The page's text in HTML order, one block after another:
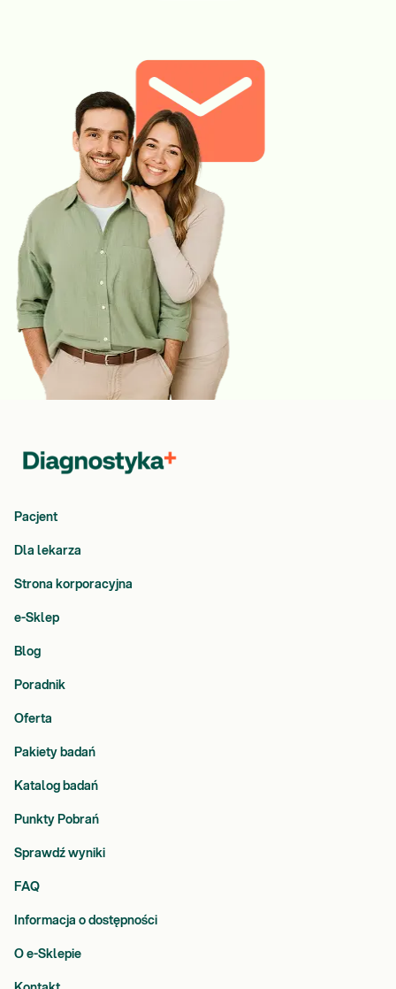
Pacjent
Dla lekarza
Strona korporacyjna
e-Sklep
Blog
Poradnik
Oferta
Pakiety badań
Katalog badań
Punkty Pobrań
Sprawdź wyniki
FAQ
Informacja o dostępności
O e-Sklepie